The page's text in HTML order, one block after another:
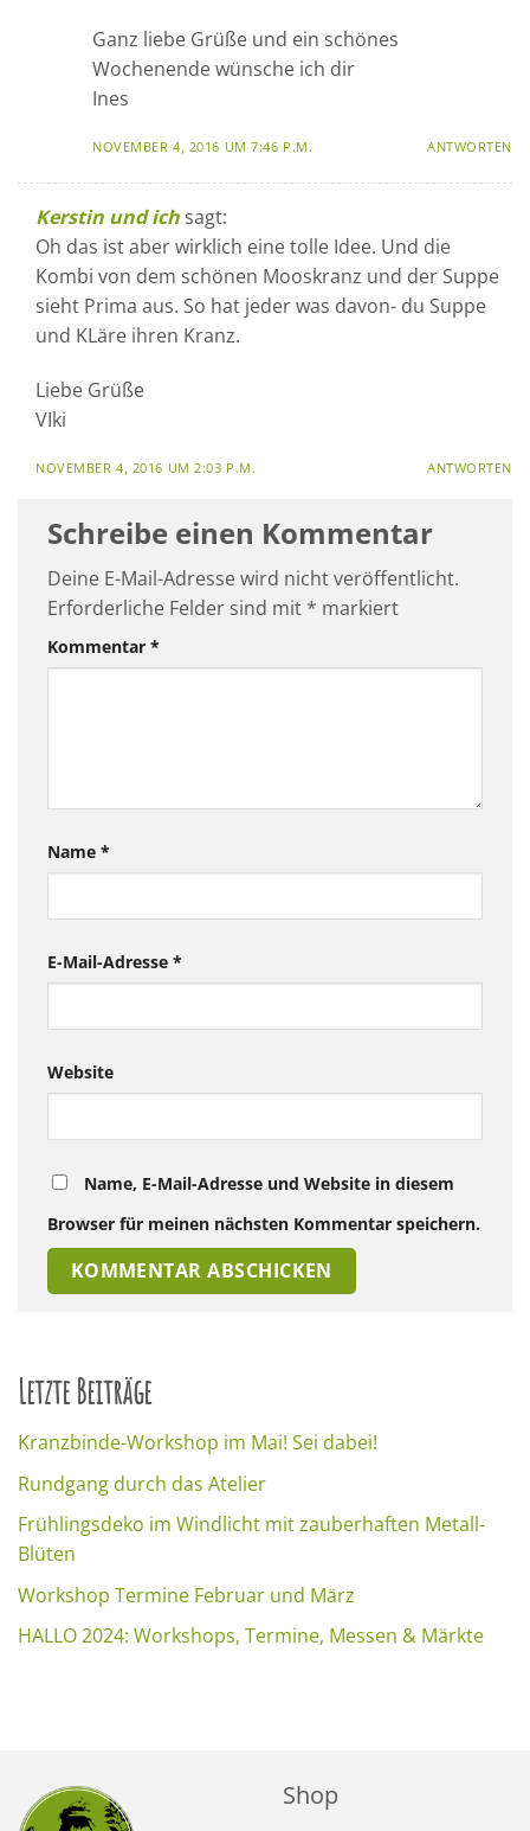
Ganz liebe Grüße und ein schönes
Wochenende wünsche ich dir
Ines
NOVEMBER 4, 2016 UM 7:46 P.M. ANTWORTEN
Kerstin und ich sagt:
Oh das ist aber wirklich eine tolle Idee. Und die
Kombi von dem schönen Mooskranz und der Suppe
sieht Prima aus. So hat jeder was davon- du Suppe
und KLäre ihren Kranz.
Liebe Grüße
VIki
NOVEMBER 4, 2016 UM 2:03 P.M. ANTWORTEN
Schreibe einen Kommentar
Deine E-Mail-Adresse wird nicht veröffentlicht.
Erforderliche Felder sind mit * markiert
Kommentar *
Name *
E-Mail-Adresse *
Website
Name, E-Mail-Adresse und Website in diesem
Browser für meinen nächsten Kommentar speichern.
Letzte Beiträge
Kranzbinde-Workshop im Mai! Sei dabei!
Rundgang durch das Atelier
Frühlingsdeko im Windlicht mit zauberhaften Metall-
Blüten
Workshop Termine Februar und März
HALLO 2024: Workshops, Termine, Messen & Märkte
Shop